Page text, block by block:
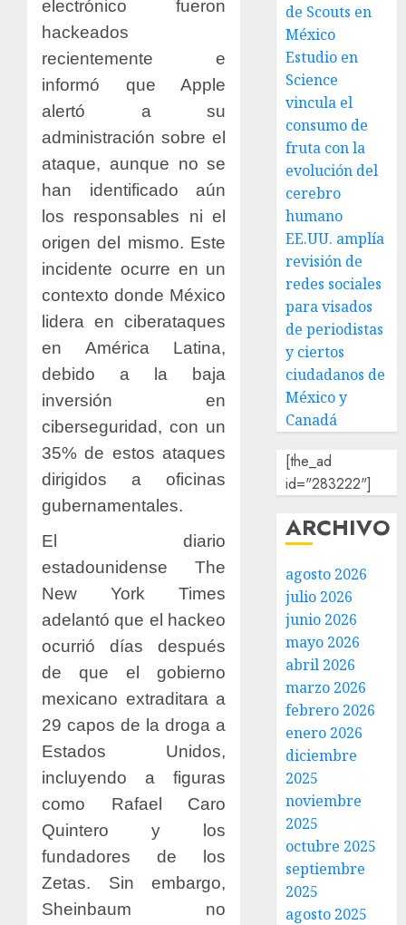
electrónico fueron
hackeados
recientemente e
informó que Apple
alertó a su
administración sobre el
ataque, aunque no se
han identificado aún
los responsables ni el
origen del mismo. Este
incidente ocurre en un
contexto donde México
lidera en ciberataques
en América Latina,
debido a la baja
inversión en
ciberseguridad, con un
35% de estos ataques
dirigidos a oficinas
gubernamentales.
El diario
estadounidense The
New York Times
adelantó que el hackeo
ocurrió días después
de que el gobierno
mexicano extraditara a
29 capos de la droga a
Estados Unidos,
incluyendo a figuras
como Rafael Caro
Quintero y los
fundadores de los
Zetas. Sin embargo,
Sheinbaum no
de Scouts en
México
Estudio en
Science
vincula el
consumo de
fruta con la
evolución del
cerebro
humano
EE.UU. amplía
revisión de
redes sociales
para visados
de periodistas
y ciertos
ciudadanos de
México y
Canadá
[the_ad
id="283222"]
ARCHIVO
agosto 2026
julio 2026
junio 2026
mayo 2026
abril 2026
marzo 2026
febrero 2026
enero 2026
diciembre
2025
noviembre
2025
octubre 2025
septiembre
2025
agosto 2025